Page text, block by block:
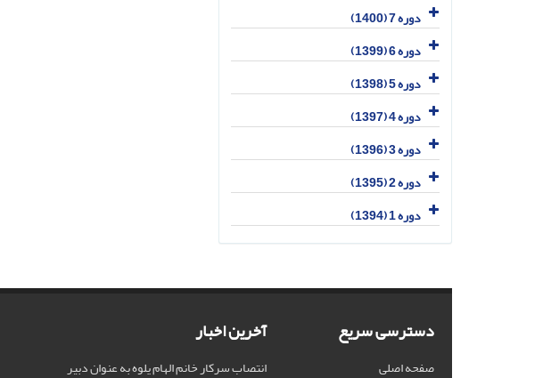
دوره 7 (1400)
دوره 6 (1399)
دوره 5 (1398)
دوره 4 (1397)
دوره 3 (1396)
دوره 2 (1395)
دوره 1 (1394)
دسترسی سریع
صفحه اصلی
آخرین اخبار
انتصاب سرکار خانم الهام یلوه به عنوان دبیر